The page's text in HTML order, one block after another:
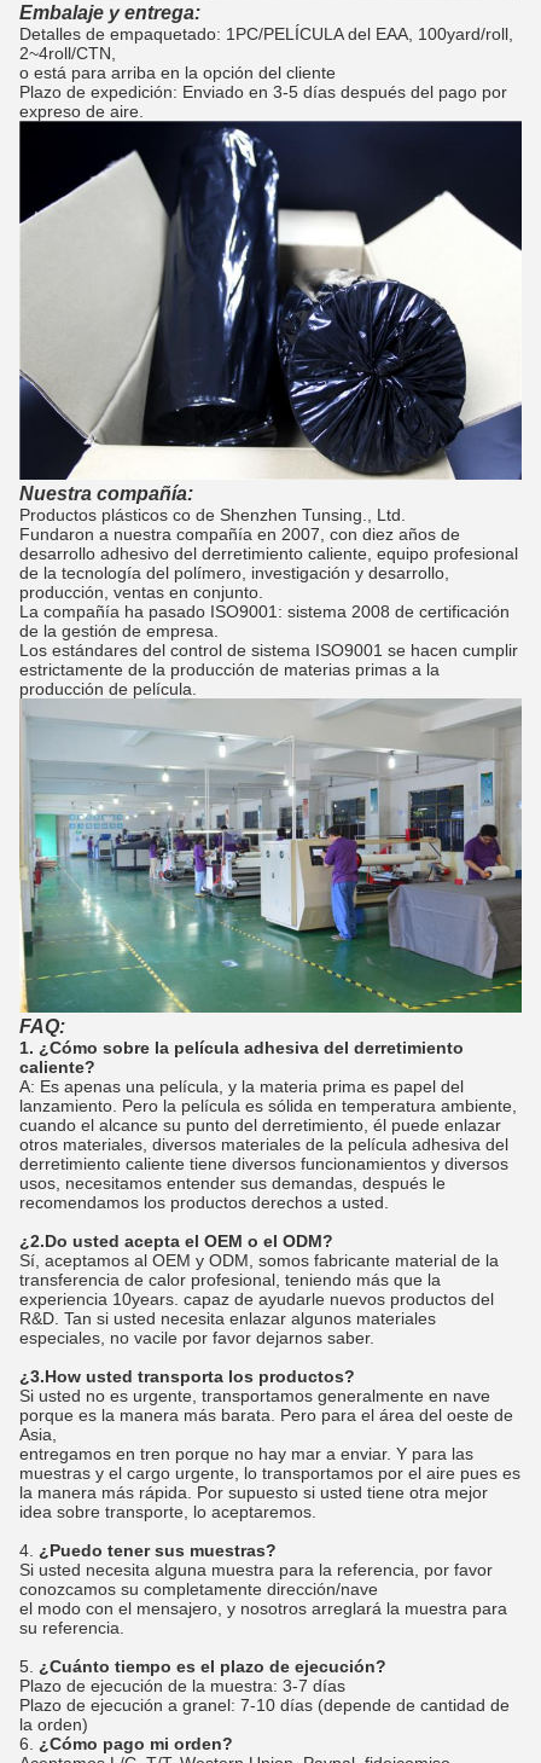
Embalaje y entrega:
Detalles de empaquetado: 1PC/PELÍCULA del EAA, 100yard/roll,
2~4roll/CTN,
o está para arriba en la opción del cliente
Plazo de expedición: Enviado en 3-5 días después del pago por
expreso de aire.
Nuestra compañía:
Productos plásticos co de Shenzhen Tunsing., Ltd.
Fundaron a nuestra compañía en 2007, con diez años de
desarrollo adhesivo del derretimiento caliente, equipo profesional
de la tecnología del polímero, investigación y desarrollo,
producción, ventas en conjunto.
La compañía ha pasado ISO9001: sistema 2008 de certificación
de la gestión de empresa.
Los estándares del control de sistema ISO9001 se hacen cumplir
estrictamente de la producción de materias primas a la
producción de película.
FAQ:
1. ¿Cómo sobre la película adhesiva del derretimiento
caliente?
A: Es apenas una película, y la materia prima es papel del
lanzamiento. Pero la película es sólida en temperatura ambiente,
cuando el alcance su punto del derretimiento, él puede enlazar
otros materiales, diversos materiales de la película adhesiva del
derretimiento caliente tiene diversos funcionamientos y diversos
usos, necesitamos entender sus demandas, después le
recomendamos los productos derechos a usted.
¿2.Do usted acepta el OEM o el ODM?
Sí, aceptamos al OEM y ODM, somos fabricante material de la
transferencia de calor profesional, teniendo más que la
experiencia 10years. capaz de ayudarle nuevos productos del
R&D. Tan si usted necesita enlazar algunos materiales
especiales, no vacile por favor dejarnos saber.
¿3.How usted transporta los productos?
Si usted no es urgente, transportamos generalmente en nave
porque es la manera más barata. Pero para el área del oeste de
Asia,
entregamos en tren porque no hay mar a enviar. Y para las
muestras y el cargo urgente, lo transportamos por el aire pues es
la manera más rápida. Por supuesto si usted tiene otra mejor
idea sobre transporte, lo aceptaremos.
4. ¿Puedo tener sus muestras?
Si usted necesita alguna muestra para la referencia, por favor
conozcamos su completamente dirección/nave
el modo con el mensajero, y nosotros arreglará la muestra para
su referencia.
5. ¿Cuánto tiempo es el plazo de ejecución?
Plazo de ejecución de la muestra: 3-7 días
Plazo de ejecución a granel: 7-10 días (depende de cantidad de
la orden)
6. ¿Cómo pago mi orden?